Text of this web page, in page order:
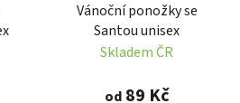
Vánoční ponožky se
Santou unisex
Skladem ČR
od89 Kč